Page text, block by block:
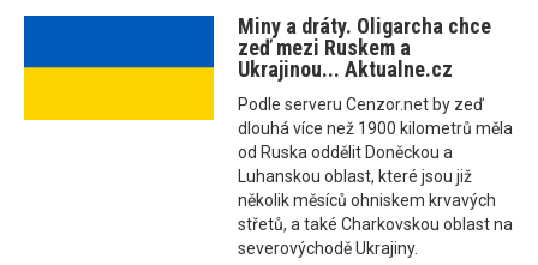
Miny a dráty. Oligarcha chce
zeď mezi Ruskem a
Ukrajinou... Aktualne.cz
Podle serveru Cenzor.net by zeď
dlouhá více než 1900 kilometrů měla
od Ruska oddělit Doněckou a
Luhanskou oblast, které jsou již
několik měsíců ohniskem krvavých
střetů, a také Charkovskou oblast na
severovýchodě Ukrajiny.